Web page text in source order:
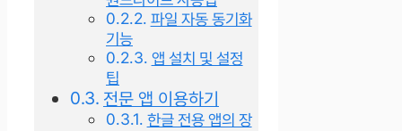
파일 자동 동기화
기능
앱 설치 및 설정
팁
전문 앱 이용하기
한글 전용 앱의 장